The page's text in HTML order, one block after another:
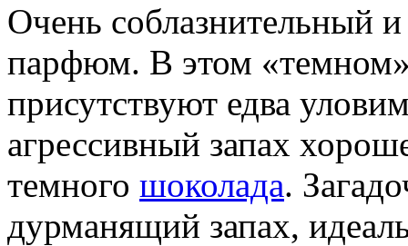
Очень соблазнительный
парфюм. В этом
присутствуют едва
агрессивный запах
темного шоколада.
дурманящий запах,